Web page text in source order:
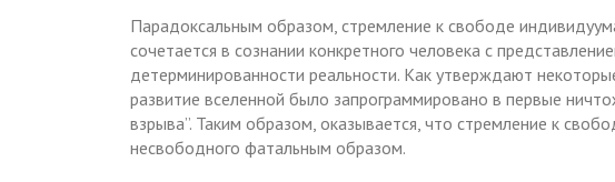
Парадоксальным образом, стремление к свободе
сочетается в сознании конкретного человека с
детерминированности реальности. Как утверждают
развитие вселенной было запрограммировано в первые
взрыва”. Таким образом, оказывается, что стремление к
несвободного фатальным образом.